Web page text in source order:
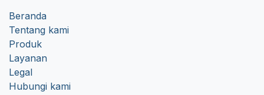
Beranda
Tentang kami
Produk
Layanan
Legal
Hubungi kami